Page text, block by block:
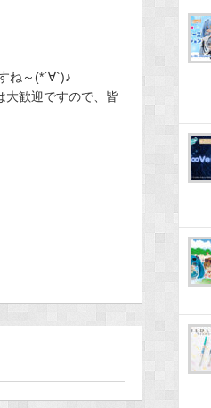
ね～(*´∀`)♪
大歓迎ですので、皆